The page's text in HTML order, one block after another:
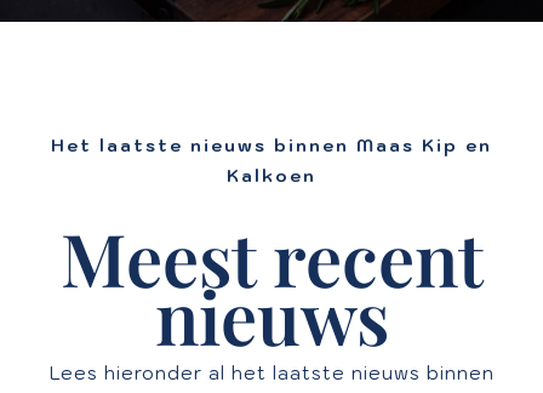
Het laatste nieuws binnen Maas Kip en
Kalkoen
Meest recent
nieuws
Lees hieronder al het laatste nieuws binnen